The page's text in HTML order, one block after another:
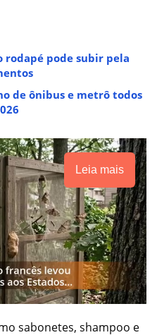
rodapé pode subir pela
de ônibus e metrô todos
Leia mais
sabonetes, shampoo e